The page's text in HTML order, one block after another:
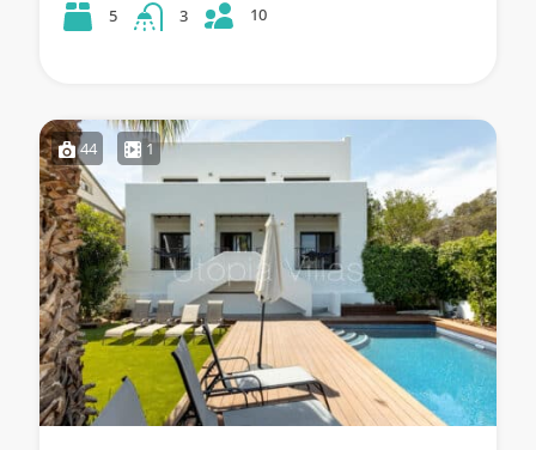
5 3 10
44 1